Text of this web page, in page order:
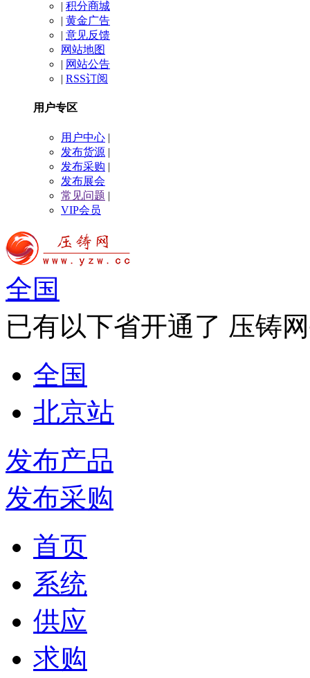
| 积分商城
| 黄金广告
| 意见反馈
网站地图
| 网站公告
| RSS订阅
用户专区
用户中心 |
发布货源 |
发布采购 |
发布展会
常见问题 |
VIP会员
全国
已有以下省开通了 压铸
全国
北京站
发布产品
发布采购
首页
系统
供应
求购